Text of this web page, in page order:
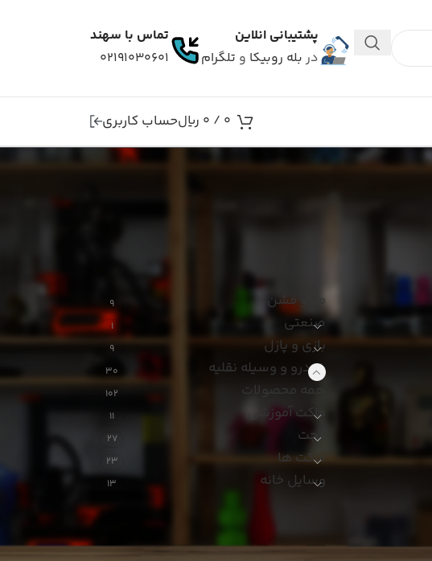
پشتیبانی انلاین
در بله روبیکا و تلگرام
تماس با سهند
۰۲۱۹۱۰۳۰۶۰۱
0
/
0 ریالحساب کاربری
مد و فشن
9
صنعتی 1
بازی و پازل 9
خودرو و وسیله نقلیه 30
همه محصولات 102
ماکت آموزشی 11
گجت 27
ماکت ها 23
وسایل خانه 13